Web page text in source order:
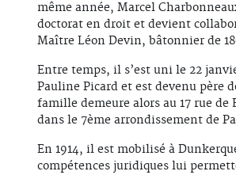
même année, Marcel
doctorat en droit et devient
Maître Léon Devin, bâtonnier de
Entre temps, il s’est uni le 22
Pauline Picard et est devenu père
famille demeure alors au 17 rue de
dans le 7ème arrondissement de
En 1914, il est mobilisé à
compétences juridiques lui